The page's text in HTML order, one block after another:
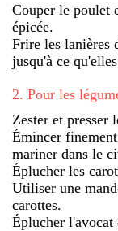
Couper le poulet
épicée.
Frire les lanières
jusqu'à ce
2. Pour les
Zester et presser
Émincer
mariner dans le
Éplucher les
Utiliser une
carottes.
Éplucher l'avocat